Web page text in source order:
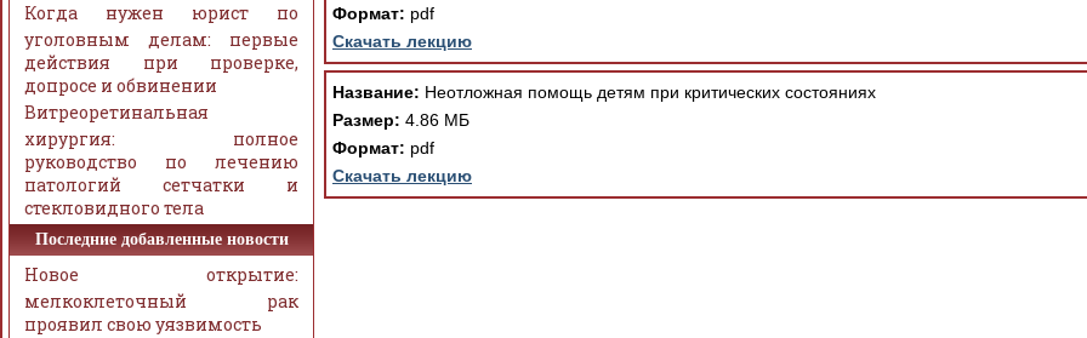
Формат: pdf
Скачать лекцию
Название: Неотложная помощь детям при критических состояниях
Размер: 4.86 МБ
Формат: pdf
Скачать лекцию
Когда нужен юрист по
уголовным делам: первые
действия при проверке,
допросе и обвинении
Витреоретинальная
хирургия: полное
руководство по лечению
патологий сетчатки и
стекловидного тела
Последние добавленные новости
Новое открытие:
мелкоклеточный рак
проявил свою уязвимость